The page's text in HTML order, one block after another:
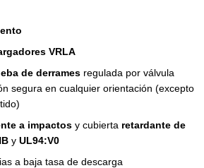
VRLA
de derrames regulada por válvula
segura en cualquier orientación (excepto
a impactos y cubierta retardante de
y UL94:V0
a baja tasa de descarga